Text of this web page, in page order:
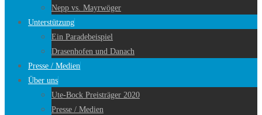
Nepp vs. Mayrwöger
Unterstützung
Ein Paradebeispiel
Drasenhofen und Danach
Presse / Medien
Über uns
Ute-Bock Preisträger 2020
Presse / Medien